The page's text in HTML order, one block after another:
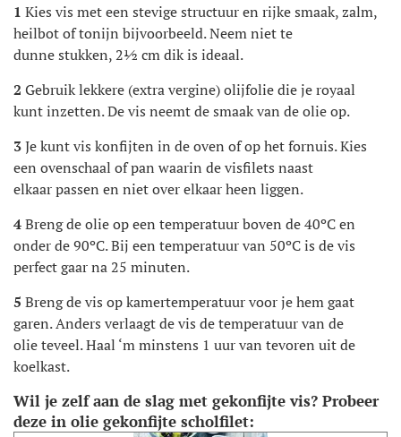
1 Kies vis met een stevige structuur en rijke smaak, zalm,
heilbot of tonijn bijvoorbeeld. Neem niet te
dunnestukken, 2½ cm dik is ideaal.
2 Gebruik lekkere (extra vergine) olijfolie die je royaal
kunt inzetten. De vis neemt de smaak van de olie op.
3Je kunt vis konfijten in de oven of op het fornuis. Kies
een ovenschaal of pan waarin de visfilets naast
elkaarpassen en niet over elkaar heen liggen.
4Breng de olie op een temperatuur boven de 40ºC en
onder de 90ºC. Bij een temperatuur van 50ºC is de vis
perfect gaar na 25 minuten.
5 Breng de vis op kamertemperatuur voor je hem gaat
garen. Anders verlaagt de vis de temperatuur van de
olieteveel. Haal ‘m minstens 1 uur van tevoren uit de
koelkast.
Wil je zelf aan de slag met gekonfijte vis? Probeer
deze in olie gekonfijte scholfilet: